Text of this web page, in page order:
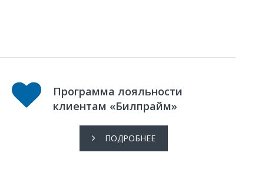
Программа лояльности
клиентам «Билпрайм»
ПОДРОБНЕЕ